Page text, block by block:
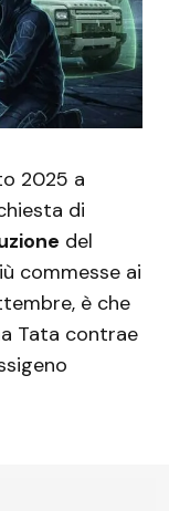
2025 a
di
del
commesse ai
è che
Tata contrae